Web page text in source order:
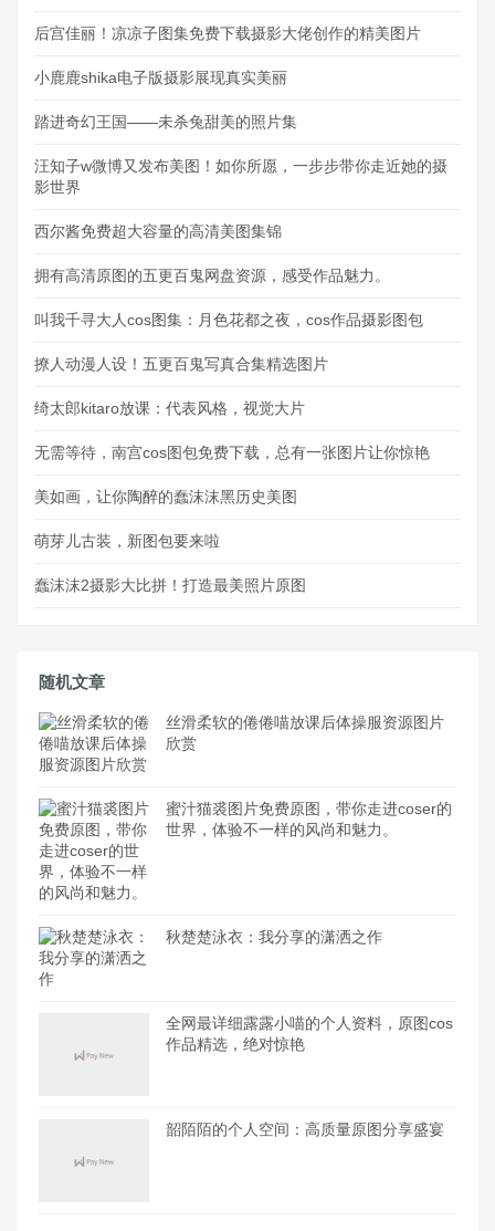
后宫佳丽！凉凉子图集免费下载摄影大佬创作的精美图片
小鹿鹿shika电子版摄影展现真实美丽
踏进奇幻王国——未杀兔甜美的照片集
汪知子w微博又发布美图！如你所愿，一步步带你走近她的摄
影世界
西尔酱免费超大容量的高清美图集锦
拥有高清原图的五更百鬼网盘资源，感受作品魅力。
叫我千寻大人cos图集：月色花都之夜，cos作品摄影图包
撩人动漫人设！五更百鬼写真合集精选图片
绮太郎kitaro放课：代表风格，视觉大片
无需等待，南宫cos图包免费下载，总有一张图片让你惊艳
美如画，让你陶醉的蠢沫沫黑历史美图
萌芽儿古装，新图包要来啦
蠢沫沫2摄影大比拼！打造最美照片原图
随机文章
丝滑柔软的倦倦喵放课后体操服资源图片
欣赏
蜜汁猫裘图片免费原图，带你走进coser的
世界，体验不一样的风尚和魅力。
秋楚楚泳衣：我分享的潇洒之作
全网最详细露露小喵的个人资料，原图cos
作品精选，绝对惊艳
韶陌陌的个人空间：高质量原图分享盛宴